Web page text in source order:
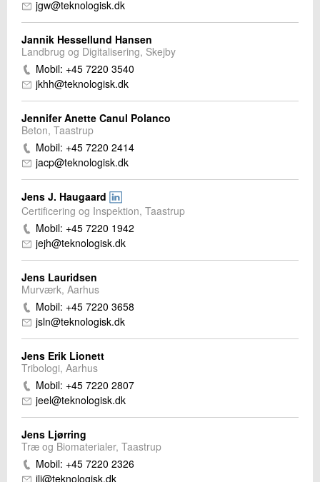
jgw@teknologisk.dk
Jannik Hessellund Hansen
Landbrug og Digitalisering, Skejby
Mobil: +45 7220 3540
jkhh@teknologisk.dk
Jennifer Anette Canul Polanco
Beton, Taastrup
Mobil: +45 7220 2414
jacp@teknologisk.dk
Jens J. Haugaard
Certificering og Inspektion, Taastrup
Mobil: +45 7220 1942
jejh@teknologisk.dk
Jens Lauridsen
Murværk, Aarhus
Mobil: +45 7220 3658
jsln@teknologisk.dk
Jens Erik Lionett
Tribologi, Aarhus
Mobil: +45 7220 2807
jeel@teknologisk.dk
Jens Ljørring
Træ og Biomaterialer, Taastrup
Mobil: +45 7220 2326
jlj@teknologisk.dk